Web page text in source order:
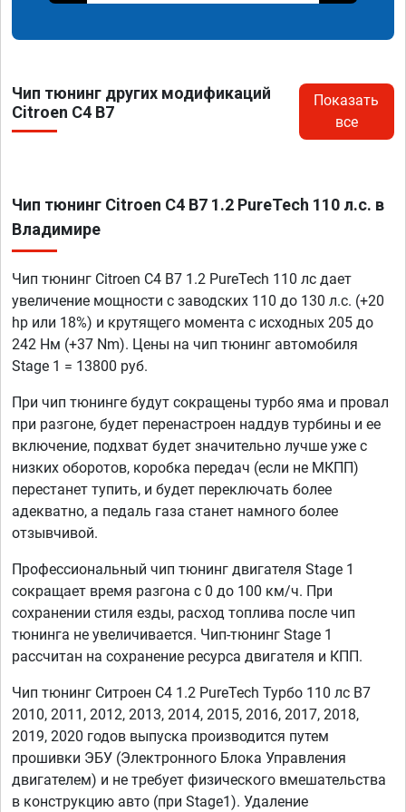
Чип тюнинг других модификаций
Citroen C4 B7
Показать
все
Чип тюнинг Citroen C4 B7 1.2 PureTech 110 л.с. в
Владимире
Чип тюнинг Citroen C4 B7 1.2 PureTech 110 лс дает
увеличение мощности с заводских 110 до 130 л.с. (+20
hp или 18%) и крутящего момента с исходных 205 до
242 Нм (+37 Nm). Цены на чип тюнинг автомобиля
Stage 1 = 13800 руб.
При чип тюнинге будут сокращены турбо яма и провал
при разгоне, будет перенастроен наддув турбины и ее
включение, подхват будет значительно лучше уже с
низких оборотов, коробка передач (если не МКПП)
перестанет тупить, и будет переключать более
адекватно, а педаль газа станет намного более
отзывчивой.
Профессиональный чип тюнинг двигателя Stage 1
сокращает время разгона с 0 до 100 км/ч. При
сохранении стиля езды, расход топлива после чип
тюнинга не увеличивается. Чип-тюнинг Stage 1
рассчитан на сохранение ресурса двигателя и КПП.
Чип тюнинг Ситроен С4 1.2 PureTech Турбо 110 лс B7
2010, 2011, 2012, 2013, 2014, 2015, 2016, 2017, 2018,
2019, 2020 годов выпуска производится путем
прошивки ЭБУ (Электронного Блока Управления
двигателем) и не требует физического вмешательства
в конструкцию авто (при Stage1). Удаление